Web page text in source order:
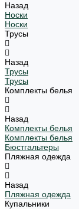
Назад
Носки
Носки
Трусы
Назад
Трусы
Трусы
Комплекты белья
Назад
Комплекты белья
Комплекты белья
Бюстгальтеры
Пляжная одежда
Назад
Пляжная одежда
Купальники